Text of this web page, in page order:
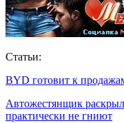
Статьи:
BYD готовит к
Автожестянщик
практически не гниют